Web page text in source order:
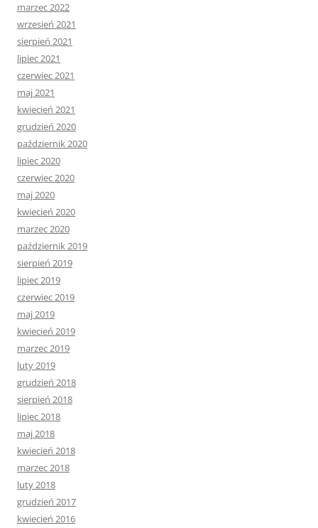
marzec 2022
wrzesień 2021
sierpień 2021
lipiec 2021
czerwiec 2021
maj 2021
kwiecień 2021
grudzień 2020
październik 2020
lipiec 2020
czerwiec 2020
maj 2020
kwiecień 2020
marzec 2020
październik 2019
sierpień 2019
lipiec 2019
czerwiec 2019
maj 2019
kwiecień 2019
marzec 2019
luty 2019
grudzień 2018
sierpień 2018
lipiec 2018
maj 2018
kwiecień 2018
marzec 2018
luty 2018
grudzień 2017
kwiecień 2016